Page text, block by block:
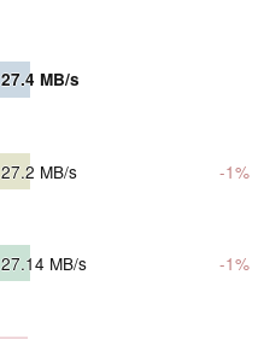
27.4 MB/s
27.2 MB/s -1%
27.14 MB/s -1%